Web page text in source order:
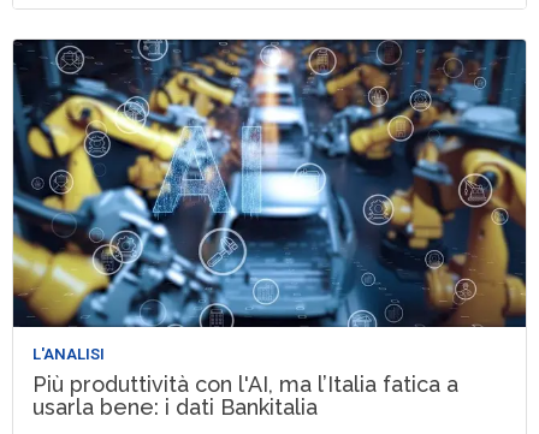
L'ANALISI
Più produttività con l'AI, ma l’Italia fatica a
usarla bene: i dati Bankitalia